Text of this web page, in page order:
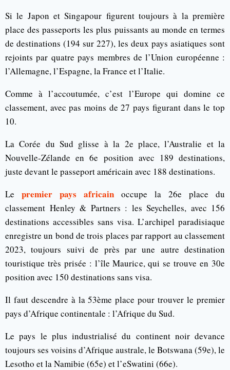
Si le Japon et Singapour figurent toujours à la première
place des passeports les plus puissants au monde en termes
de destinations (194 sur 227), les deux pays asiatiques sont
rejoints par quatre pays membres de l’Union européenne :
l’Allemagne, l’Espagne, la France et l’Italie.
Comme à l’accoutumée, c’est l’Europe qui domine ce
classement, avec pas moins de 27 pays figurant dans le top
10.
La Corée du Sud glisse à la 2e place, l’Australie et la
Nouvelle-Zélande en 6e position avec 189 destinations,
juste devant le passeport américain avec 188 destinations.
Le premier pays africain occupe la 26e place du
classement Henley & Partners : les Seychelles, avec 156
destinations accessibles sans visa. L’archipel paradisiaque
enregistre un bond de trois places par rapport au classement
2023, toujours suivi de près par une autre destination
touristique très prisée : l’île Maurice, qui se trouve en 30e
position avec 150 destinations sans visa.
Il faut descendre à la 53ème place pour trouver le premier
pays d’Afrique continentale : l’Afrique du Sud.
Le pays le plus industrialisé du continent noir devance
toujours ses voisins d’Afrique australe, le Botswana (59e), le
Lesotho et la Namibie (65e) et l’eSwatini (66e).